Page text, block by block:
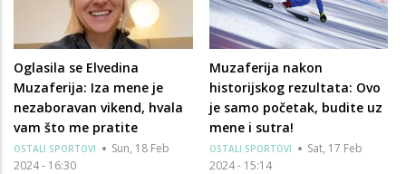
Oglasila se Elvedina
Muzaferija: Iza mene je
nezaboravan vikend, hvala
vam što me pratite
OSTALI SPORTOVI
Sun, 18 Feb
2024 - 16:30
Muzaferija nakon
historijskog rezultata: Ovo
je samo početak, budite uz
mene i sutra!
OSTALI SPORTOVI
Sat, 17 Feb
2024 - 15:14